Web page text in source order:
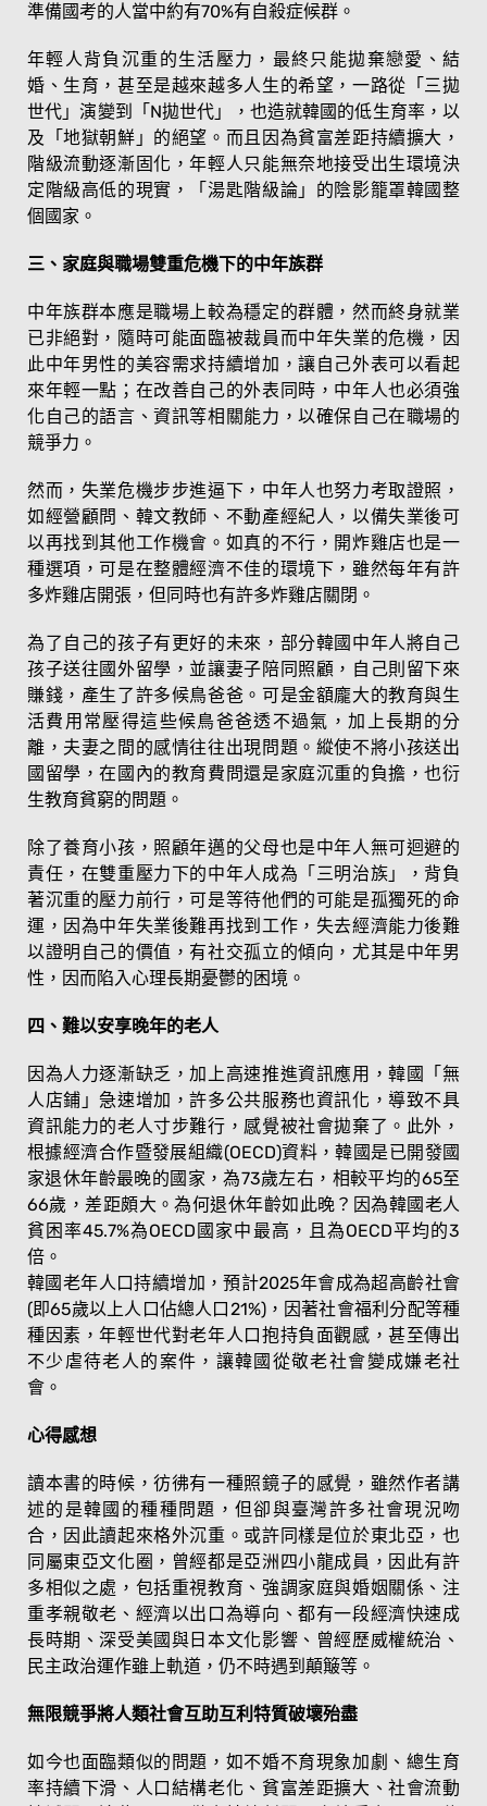
準備國考的人當中約有70%有自殺症候群。
年輕人背負沉重的生活壓力，最終只能拋棄戀愛、結
婚、生育，甚至是越來越多人生的希望，一路從「三拋
世代」演變到「N拋世代」，也造就韓國的低生育率，以
及「地獄朝鮮」的絕望。而且因為貧富差距持續擴大，
階級流動逐漸固化，年輕人只能無奈地接受出生環境決
定階級高低的現實，「湯匙階級論」的陰影籠罩韓國整
個國家。
三、家庭與職場雙重危機下的中年族群
中年族群本應是職場上較為穩定的群體，然而終身就業
已非絕對，隨時可能面臨被裁員而中年失業的危機，因
此中年男性的美容需求持續增加，讓自己外表可以看起
來年輕一點；在改善自己的外表同時，中年人也必須強
化自己的語言、資訊等相關能力，以確保自己在職場的
競爭力。
然而，失業危機步步進逼下，中年人也努力考取證照，
如經營顧問、韓文教師、不動產經紀人，以備失業後可
以再找到其他工作機會。如真的不行，開炸雞店也是一
種選項，可是在整體經濟不佳的環境下，雖然每年有許
多炸雞店開張，但同時也有許多炸雞店關閉。
為了自己的孩子有更好的未來，部分韓國中年人將自己
孩子送往國外留學，並讓妻子陪同照顧，自己則留下來
賺錢，產生了許多候鳥爸爸。可是金額龐大的教育與生
活費用常壓得這些候鳥爸爸透不過氣，加上長期的分
離，夫妻之間的感情往往出現問題。縱使不將小孩送出
國留學，在國內的教育費問還是家庭沉重的負擔，也衍
生教育貧窮的問題。
除了養育小孩，照顧年邁的父母也是中年人無可迴避的
責任，在雙重壓力下的中年人成為「三明治族」，背負
著沉重的壓力前行，可是等待他們的可能是孤獨死的命
運，因為中年失業後難再找到工作，失去經濟能力後難
以證明自己的價值，有社交孤立的傾向，尤其是中年男
性，因而陷入心理長期憂鬱的困境。
四、難以安享晚年的老人
因為人力逐漸缺乏，加上高速推進資訊應用，韓國「無
人店鋪」急速增加，許多公共服務也資訊化，導致不具
資訊能力的老人寸步難行，感覺被社會拋棄了。此外，
根據經濟合作暨發展組織(OECD)資料，韓國是已開發國
家退休年齡最晚的國家，為73歲左右，相較平均的65至
66歲，差距頗大。為何退休年齡如此晚？因為韓國老人
貧困率45.7%為OECD國家中最高，且為OECD平均的3
倍。
韓國老年人口持續增加，預計2025年會成為超高齡社會
(即65歲以上人口佔總人口21%)，因著社會福利分配等種
種因素，年輕世代對老年人口抱持負面觀感，甚至傳出
不少虐待老人的案件，讓韓國從敬老社會變成嫌老社
會。
心得感想
讀本書的時候，彷彿有一種照鏡子的感覺，雖然作者講
述的是韓國的種種問題，但卻與臺灣許多社會現況吻
合，因此讀起來格外沉重。或許同樣是位於東北亞，也
同屬東亞文化圈，曾經都是亞洲四小龍成員，因此有許
多相似之處，包括重視教育、強調家庭與婚姻關係、注
重孝親敬老、經濟以出口為導向、都有一段經濟快速成
長時期、深受美國與日本文化影響、曾經歷威權統治、
民主政治運作雖上軌道，仍不時遇到顛簸等。
無限競爭將人類社會互助互利特質破壞殆盡
如今也面臨類似的問題，如不婚不育現象加劇、總生育
率持續下滑、人口結構老化、貧富差距擴大、社會流動